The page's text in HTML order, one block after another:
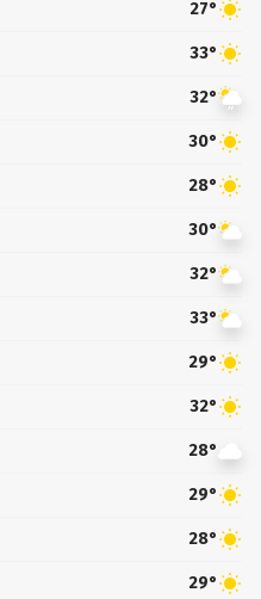
27°
33°
32°
30°
28°
30°
32°
33°
29°
32°
28°
29°
28°
29°